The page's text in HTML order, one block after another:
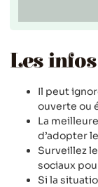
Les
Il peut
ouverte ou
La
d’adopter
Surveillez
sociaux
Si la